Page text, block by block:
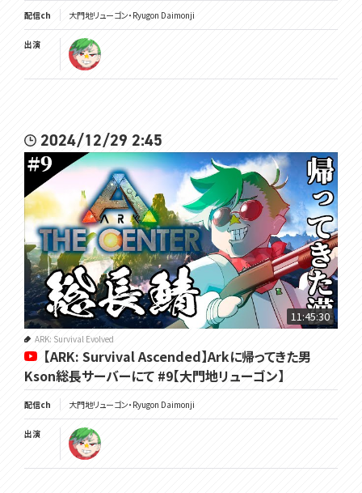
配信ch 大門地リューゴン・Ryugon Daimonji
出演
2024/12/29 2:45
11:45:30
ARK: Survival Evolved
【ARK: Survival Ascended】Arkに帰ってきた男
Kson総長サーバーにて #9【大門地リューゴン】
配信ch 大門地リューゴン・Ryugon Daimonji
出演